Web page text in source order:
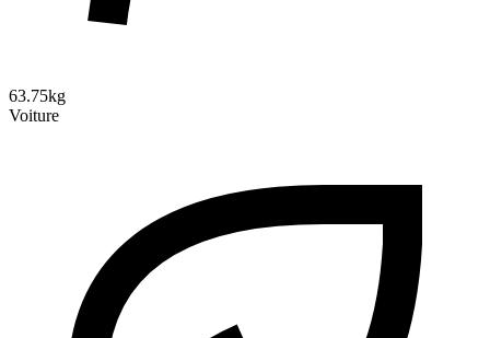
63.75kg
Voiture